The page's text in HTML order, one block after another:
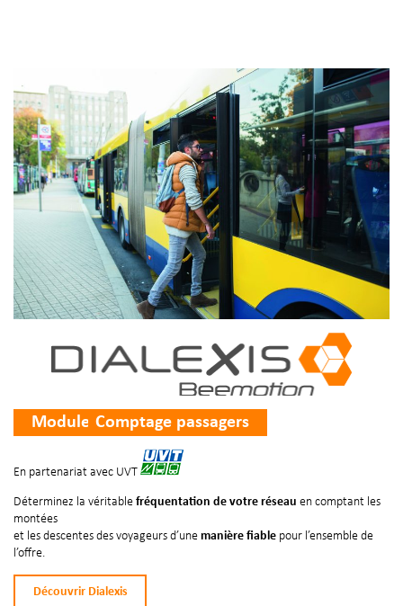
Module Comptage passagers
En partenariat avec UVT
Déterminez la véritable fréquentation de votre réseau en comptant les
montées
et les descentes des voyageurs d’une manière fiable pour l’ensemble de
l’offre.
Découvrir Dialexis